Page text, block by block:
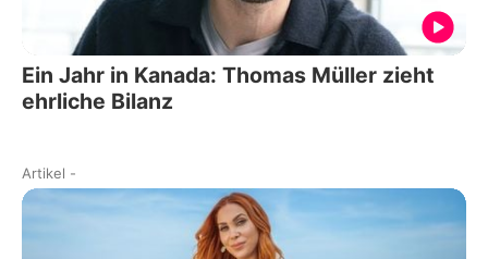
Ein Jahr in Kanada: Thomas Müller zieht
ehrliche Bilanz
Artikel -